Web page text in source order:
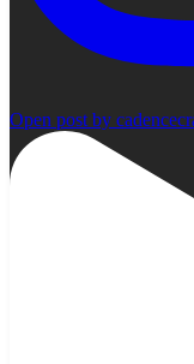
Open post by